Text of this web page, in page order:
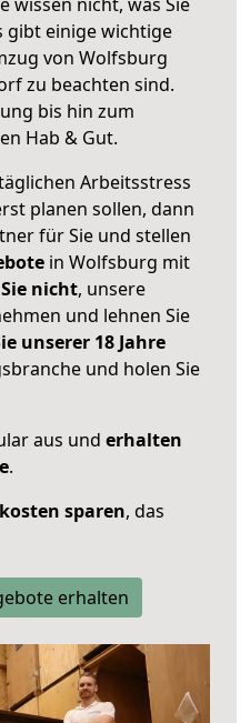
gibt einige wichtige
von Wolfsburg
zu beachten sind.
bis hin zum
Hab & Gut.
Arbeitsstress
planen sollen, dann
für Sie und stellen
in Wolfsburg mit
nicht, unsere
und lehnen Sie
unserer 18 Jahre
und holen Sie
aus und erhalten
.
sparen, das
erhalten